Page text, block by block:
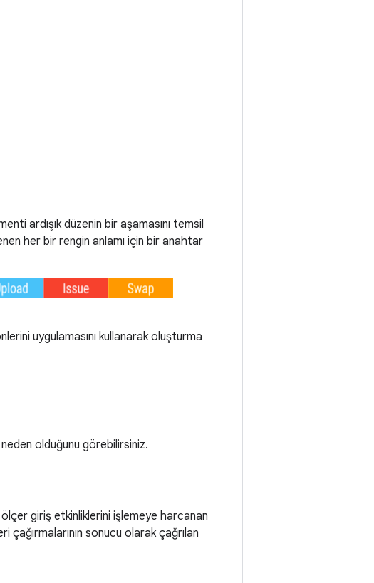
ardışık düzenin bir aşamasını temsil
her bir rengin anlamı için bir anahtar
uygulamasını kullanarak oluşturma
olduğunu görebilirsiniz.
ölçer giriş etkinliklerini işlemeye harcanan
sonucu olarak çağrılan